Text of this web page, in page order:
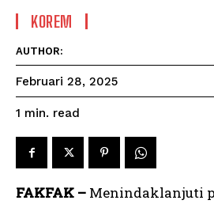
KOREM
AUTHOR:
Februari 28, 2025
1 min. read
FAKFAK – Menindaklanjuti